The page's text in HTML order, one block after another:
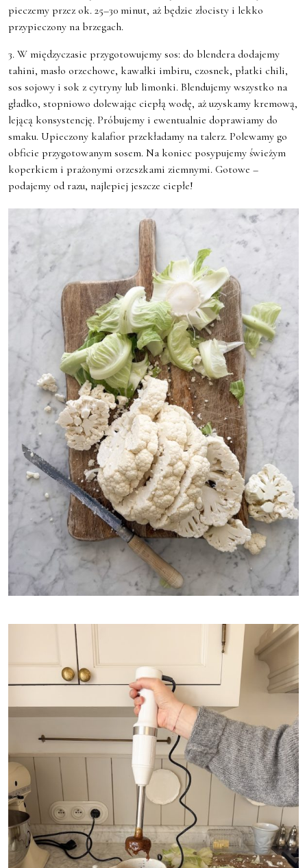
pieczemy przez ok. 25–30 minut, aż będzie złocisty i lekko
przypieczony na brzegach.
3. W międzyczasie przygotowujemy sos: do blendera dodajemy
tahini, masło orzechowe, kawałki imbiru, czosnek, płatki chili,
sos sojowy i sok z cytryny lub limonki. Blendujemy wszystko na
gładko, stopniowo dolewając ciepłą wodę, aż uzyskamy kremową,
lejącą konsystencję. Próbujemy i ewentualnie doprawiamy do
smaku. Upieczony kalafior przekładamy na talerz. Polewamy go
obficie przygotowanym sosem. Na koniec posypujemy świeżym
koperkiem i prażonymi orzeszkami ziemnymi. Gotowe –
podajemy od razu, najlepiej jeszcze ciepłe!